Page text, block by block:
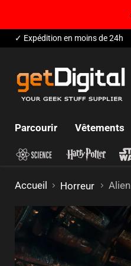
✓ Expédition en moins de 24h
Parcourir Vêtements
Accueil Horreur Alien